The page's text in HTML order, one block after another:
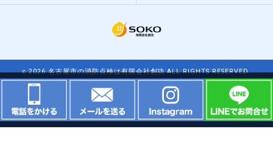
c 2026 名古屋市の消防点検は有限会社創功 ALL RIGHTS RESERVED.